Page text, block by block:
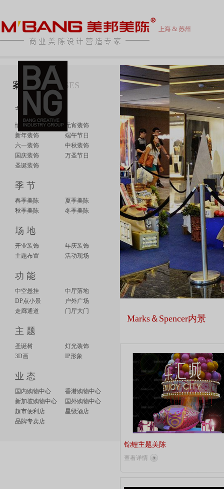
案例介绍 CASES
节 日
情人节日
元宵装饰
新年装饰
端午节日
六一装饰
中秋装饰
国庆装饰
万圣节日
圣诞装饰
季 节
春季美陈
夏季美陈
秋季美陈
冬季美陈
场 地
开业装饰
年庆装饰
主题布置
活动现场
功 能
中空悬挂
中厅落地
DP点小景
户外广场
走廊通道
门厅大门
主 题
圣诞树
灯光装饰
3D画
IP形象
业 态
国内购物中心
香港购物中心
新加坡购物中心
国外购物中心
超市便利店
星级酒店
品牌专卖店
Marks＆Spencer内景
锦鲤主题美陈
查看详情